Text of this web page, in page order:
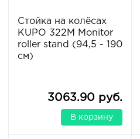
Стойка на колёсах
KUPO 322M Monitor
roller stand (94,5 - 190
см)
3063.90 руб.
В корзину